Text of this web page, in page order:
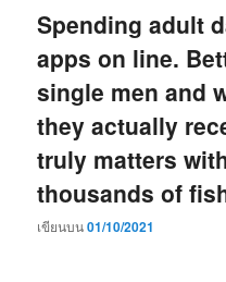
Spending adult
apps on line.
single men and
they actually
truly matters
thousands of
เขียนบน01/10/2021